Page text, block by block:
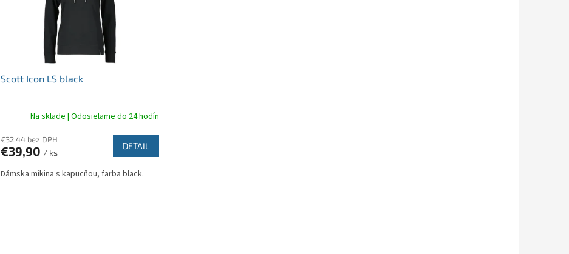
Scott Icon LS black
Na sklade | Odosielame do 24 hodín
€32,44 bez DPH
€39,90 / ks
DETAIL
Dámska mikina s kapucňou, farba black.